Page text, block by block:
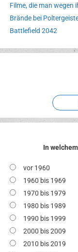
Filme, die man wegen
Brände bei
Battlefield 2042
Erlebnispark
In
vor 1960
1960 bis 1969
1970 bis 1979
1980 bis 1989
1990 bis 1999
2000 bis 2009
2010 bis 2019